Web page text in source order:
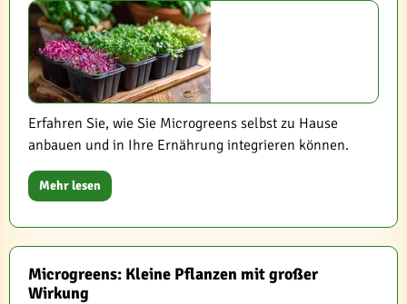
Erfahren Sie, wie Sie Microgreens selbst zu Hause
anbauen und in Ihre Ernährung integrieren können.
Mehr lesen
Microgreens: Kleine Pflanzen mit großer
Wirkung